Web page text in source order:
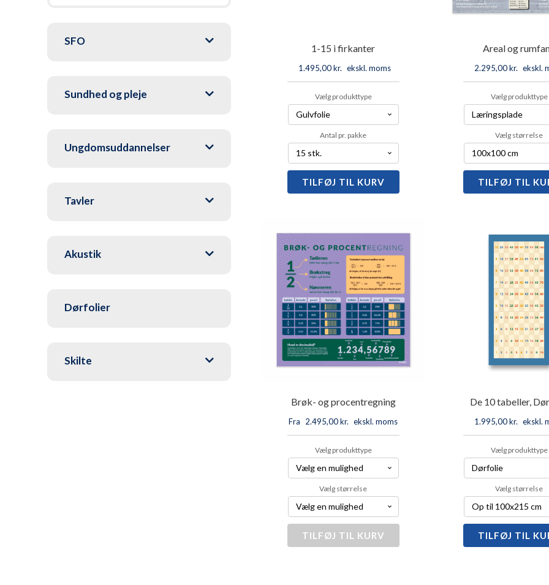
SFO
Sundhed og pleje
Ungdomsuddannelser
Tavler
Akustik
Dørfolier
Skilte
1-15 i firkanter
1.495,00kr. ekskl. moms
Vælg produkttype
Antal pr. pakke
1-
15
TILFØJ TIL KURV
Areal og
2.295,00kr. ekskl.
Vælg produkttype
Vælg størrelse
Areal
og
TILFØJ TIL
Brøk- og procentregning
Fra 2.495,00kr. ekskl. moms
Vælg produkttype
Vælg størrelse
Brøk-
og
TILFØJ TIL KURV
De 10 tabeller,
1.995,00kr. ekskl.
Vælg produkttype
Vælg størrelse
De
10
TILFØJ TIL